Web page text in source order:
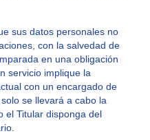
sus datos personales no
con la salvedad de
en una obligación
servicio implique la
con un encargado de
se llevará a cabo la
el Titular disponga del